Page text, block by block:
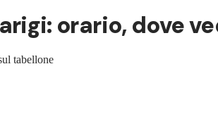
orario, dove
tabellone